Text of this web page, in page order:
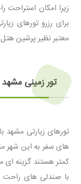
زیرا امکان
برای رزرو تورهای
معتبر نظیر پرشین
تور زمینی
تورهای زیارتی مشهد
‌های سفر به این شهر
با صندلی‌ های راحت